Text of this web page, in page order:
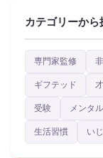
カテゴリーから
専門家監修
ギフテッド
受験 メンタ
生活習慣 い